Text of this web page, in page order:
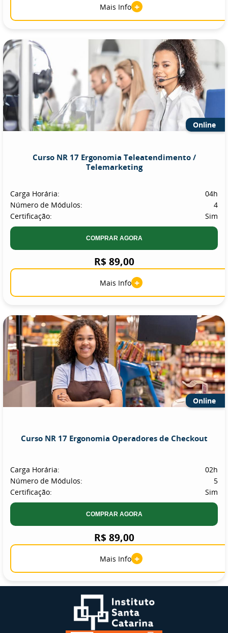
Mais Info +
Online
Curso NR 17 Ergonomia Teleatendimento /
Telemarketing
Carga Horária:
04h
Número de Módulos:
4
Certificação:
Sim
COMPRAR AGORA
R$ 89,00
Mais Info +
Online
Curso NR 17 Ergonomia Operadores de Checkout
Carga Horária:
02h
Número de Módulos:
5
Certificação:
Sim
COMPRAR AGORA
R$ 89,00
Mais Info +